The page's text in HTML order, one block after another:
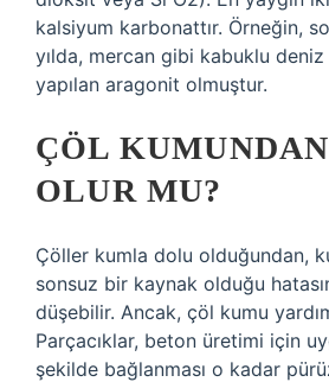
kalsiyum karbonattır. Örneğin,
yılda, mercan gibi kabuklu
yapılan aragonit olmuştur.
ÇÖL
OLUR MU?
Çöller kumla dolu olduğundan,
sonsuz bir kaynak olduğu
düşebilir. Ancak, çöl kumu
Parçacıklar, beton üretimi için
şekilde bağlanması o kadar